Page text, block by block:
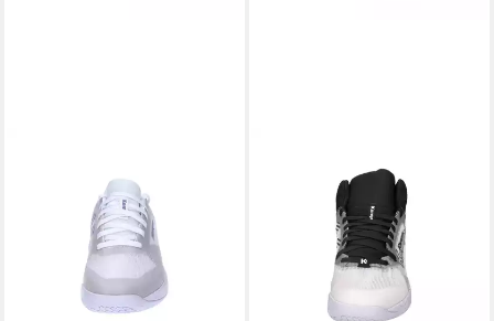
Handballschuhe Kourtfly Two
W Hallenschuh
ab 71,99 € UVP129,99 €
Kempa Herren
Handballschuhe Kourtfly Mid
Hallenschuh
lieferbar - in 2-3 Werktagen bei dir